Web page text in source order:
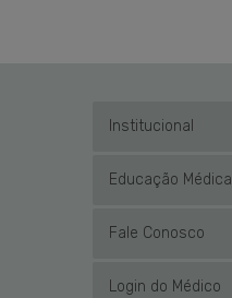
Institucional
Educação Médica
Fale Conosco
Login do Médico